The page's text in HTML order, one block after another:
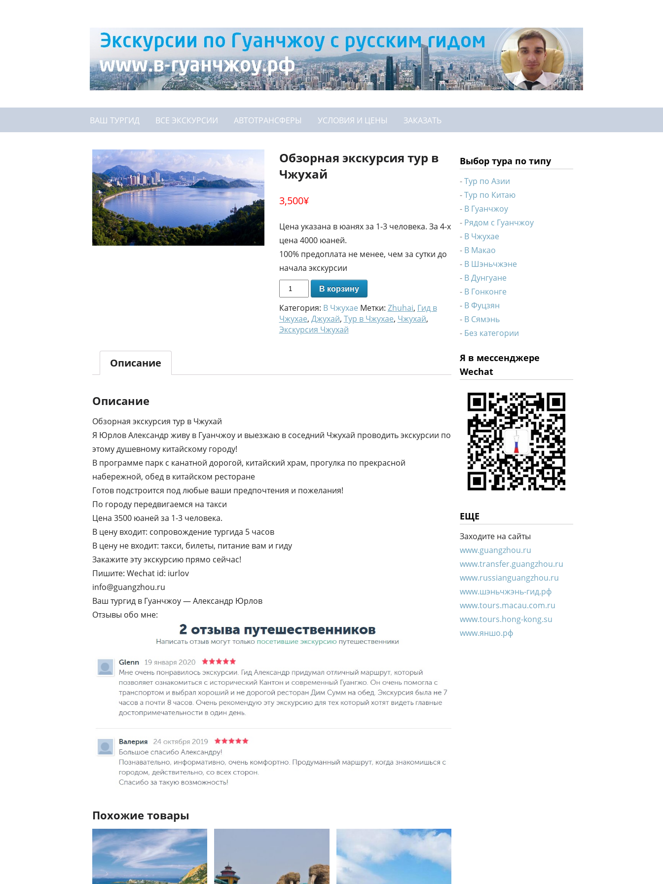
ВАШ ТУРГИД ВСЕ ЭКСКУРСИИ АВТОТРАНСФЕРЫ УСЛОВИЯ И ЦЕНЫ ЗАКАЗАТЬ
Обзорная экскурсия тур в
Чжухай
3,500¥
Цена указана в юанях за 1-3 человека. За 4-x
цена 4000 юаней.
100% предоплата не менее, чем за сутки до
начала экскурсии
В корзину
Категория: В Чжухае Метки: Zhuhai, Гид в
Чжухае, Джухай, Тур в Чжухае, Чжухай,
Экскурсия Чжухай
Описание
Описание
Обзорная экскурсия тур в Чжухай
Я Юрлов Александр живу в Гуанчжоу и выезжаю в соседний Чжухай проводить экскурсии по
этому душевному китайскому городу!
В программе парк с канатной дорогой, китайский храм, прогулка по прекрасной
набережной, обед в китайском ресторане
Готов подстроится под любые ваши предпочтения и пожелания!
По городу передвигаемся на такси
Цена 3500 юаней за 1-3 человека.
В цену входит: сопровождение тургида 5 часов
В цену не входит: такси, билеты, питание вам и гиду
Закажите эту экскурсию прямо сейчас!
Пишите: Wechat id: iurlov
info@guangzhou.ru
Ваш тургид в Гуанчжоу — Александр Юрлов
Отзывы обо мне:
Похожие товары
Выбор тура по типу
Тур по Азии
Тур по Китаю
В Гуанчжоу
Рядом с Гуанчжоу
В Чжухае
В Макао
В Шэньчжэне
В Дунгуане
В Гонконге
В Фуцзян
В Сямэнь
Без категории
Я в мессенджере
Wechat
ЕЩЕ
Заходите на сайты
www.guangzhou.ru
www.transfer.guangzhou.ru
www.russianguangzhou.ru
www.шэньчжэнь-гид.рф
www.tours.macau.com.ru
www.tours.hong-kong.su
www.яншо.рф